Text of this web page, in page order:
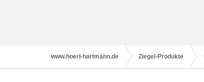
www.hoerl-hartmann.de Ziegel-Produkte